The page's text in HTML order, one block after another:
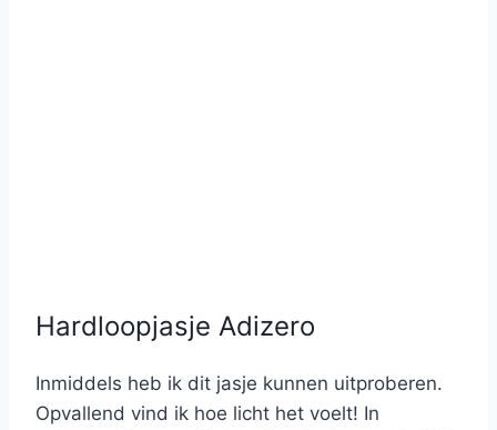
Hardloopjasje Adizero
Inmiddels heb ik dit jasje kunnen uitproberen.
Opvallend vind ik hoe licht het voelt! In